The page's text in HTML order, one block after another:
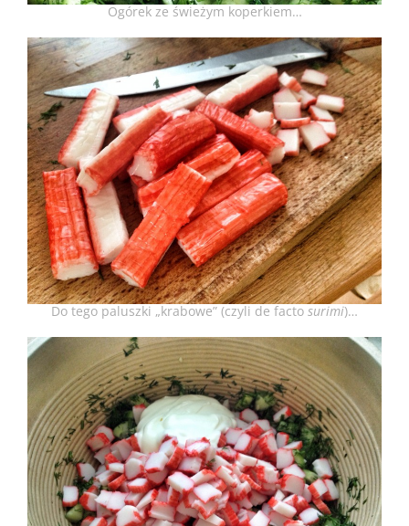
Ogórek ze świeżym koperkiem…
Do tego paluszki „krabowe” (czyli de facto surimi)…